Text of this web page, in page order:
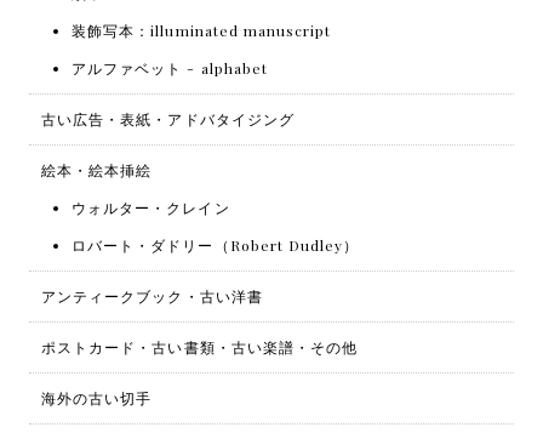
装飾写本：illuminated manuscript
アルファベット - alphabet
古い広告・表紙・アドバタイジング
絵本・絵本挿絵
ウォルター・クレイン
ロバート・ダドリー（Robert Dudley）
アンティークブック・古い洋書
ポストカード・古い書類・古い楽譜・その他
海外の古い切手